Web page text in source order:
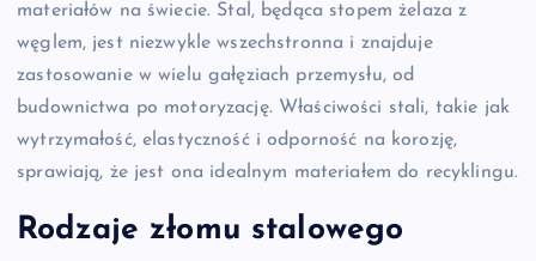
materiałów na świecie. Stal, będąca stopem żelaza z
węglem, jest niezwykle wszechstronna i znajduje
zastosowanie w wielu gałęziach przemysłu, od
budownictwa po motoryzację. Właściwości stali, takie jak
wytrzymałość, elastyczność i odporność na korozję,
sprawiają, że jest ona idealnym materiałem do recyklingu.
Rodzaje złomu stalowego